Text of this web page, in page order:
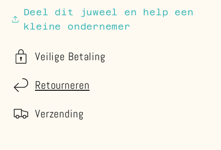
Deel dit juweel en help een
kleine ondernemer
Veilige Betaling
Retourneren
Verzending